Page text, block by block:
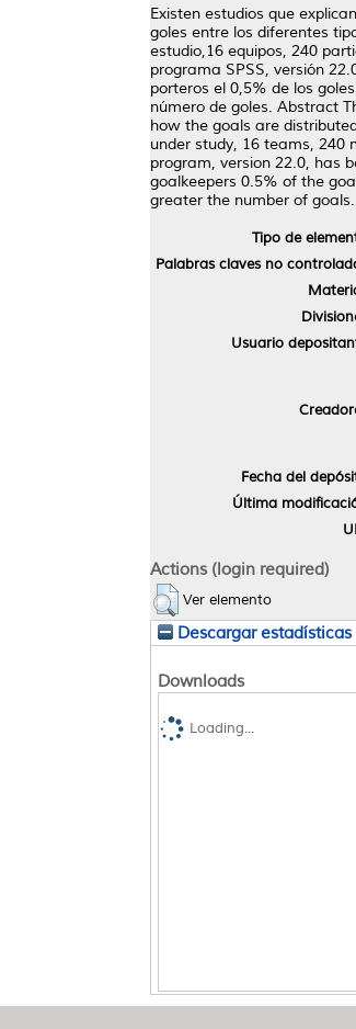
Existen estudios que
goles entre los diferentes
estudio,16 equipos, 240
programa SPSS, versión
porteros el 0,5% de los
número de goles. Abstract
how the goals are
under study, 16 teams, 240
program, version 22.0, has
goalkeepers 0.5% of the
greater the number of goals.
Tipo de
Palabras claves no
Usuario
Fecha del
Última
Actions (login required)
Ver elemento
Descargar estadísticas
Downloads
Loading...